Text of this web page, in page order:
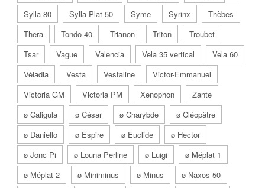
Sylla 80
Sylla Plat 50 Syme Syrinx
Thèbes
Thera
Tondo 40 Trianon Triton
Troubet
Tsar
Vague Valencia Vela 35 vertical
Vela 60
Véladia
Vesta Vestaline
Victor-Emmanuel
Victoria GM
Victoria PM Xenophon
Zante
ø Caligula
ø César ø Charybde
ø Cléopâtre
ø Daniello
ø Espire ø Euclide
ø Hector
ø Jonc Pi
ø Louna Perline ø Luigi
ø Méplat 1
ø Méplat 2
ø Miniminus ø Minus
ø Naxos 50